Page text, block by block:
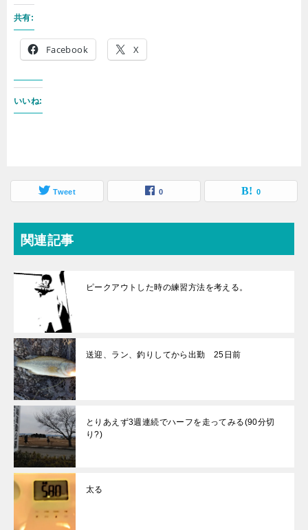
共有:
Facebook X
いいね:
Tweet 0 0
関連記事
ピークアウトした時の練習方法を考える。
送迎、ラン、釣りしてから出勤 25日前
とりあえず3週連続でハーフを走ってみる(90分切
り?)
太る